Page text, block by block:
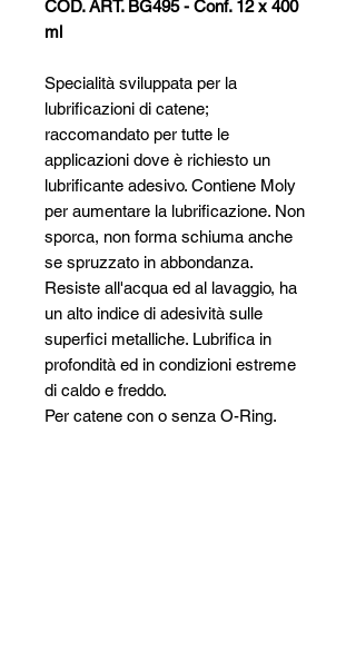
COD. ART. BG495 - Conf. 12 x 400
ml
Specialità sviluppata per la
lubrificazioni di catene;
raccomandato per tutte le
applicazioni dove è richiesto un
lubrificante adesivo. Contiene Moly
per aumentare la lubrificazione. Non
sporca, non forma schiuma anche
se spruzzato in abbondanza.
Resiste all'acqua ed al lavaggio, ha
un alto indice di adesività sulle
superfici metalliche. Lubrifica in
profondità ed in condizioni estreme
di caldo e freddo.
Per catene con o senza O-Ring.